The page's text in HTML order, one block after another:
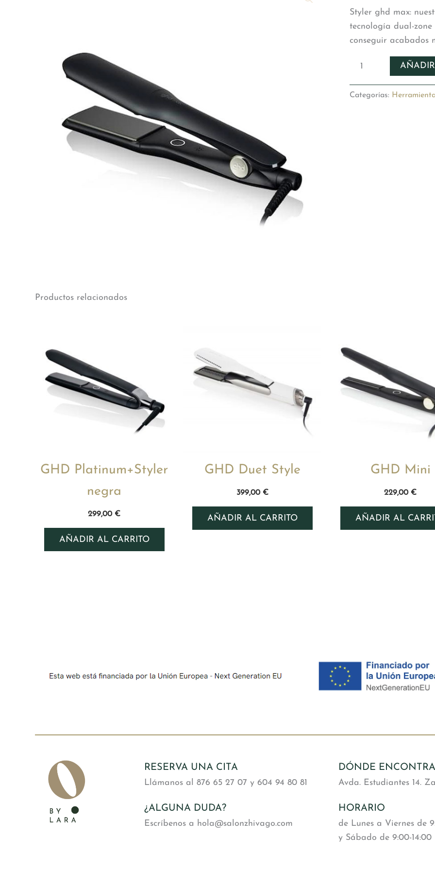
Styler ghd max:
tecnología dual-
conseguir acabados
Max
cantidad
Categorías:
Productos relacionados
GHD Platinum+Styler
negra
299,00 €
AÑADIR AL CARRITO
GHD Duet Style
399,00 €
AÑADIR AL CARRITO
GHD Mini
229,00 €
AÑADIR AL
RESERVA UNA CITA
Llámanos al 876 65 27 07 y 604 94 80 81
¿ALGUNA DUDA?
Escríbenos a hola@salonzhivago.com
DÓNDE
Avda. Estudiantes 14.
HORARIO
de Lunes a Viernes de
y Sábado de 9:00-14:00